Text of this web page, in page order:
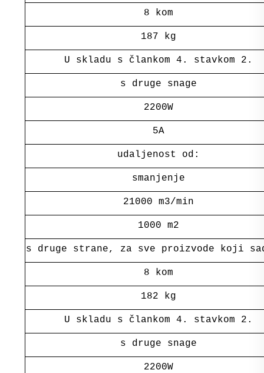
8 kom
187 kg
U skladu s člankom 4. stavkom 2.
s druge snage
2200W
5A
udaljenost od:
smanjenje
21000 m3/min
1000 m2
s druge strane, za sve proizvode koji
8 kom
182 kg
U skladu s člankom 4. stavkom 2.
s druge snage
2200W